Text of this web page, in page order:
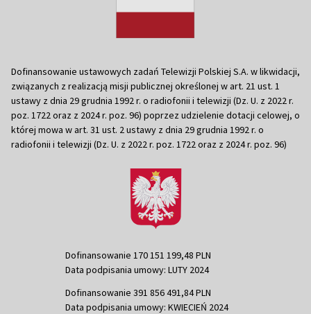
Dofinansowanie ustawowych zadań Telewizji Polskiej S.A. w likwidacji,
związanych z realizacją misji publicznej określonej w art. 21 ust. 1
ustawy z dnia 29 grudnia 1992 r. o radiofonii i telewizji (Dz. U. z 2022 r.
poz. 1722 oraz z 2024 r. poz. 96) poprzez udzielenie dotacji celowej, o
której mowa w art. 31 ust. 2 ustawy z dnia 29 grudnia 1992 r. o
radiofonii i telewizji (Dz. U. z 2022 r. poz. 1722 oraz z 2024 r. poz. 96)
Dofinansowanie 170 151 199,48 PLN
Data podpisania umowy: LUTY 2024
Dofinansowanie 391 856 491,84 PLN
Data podpisania umowy: KWIECIEŃ 2024